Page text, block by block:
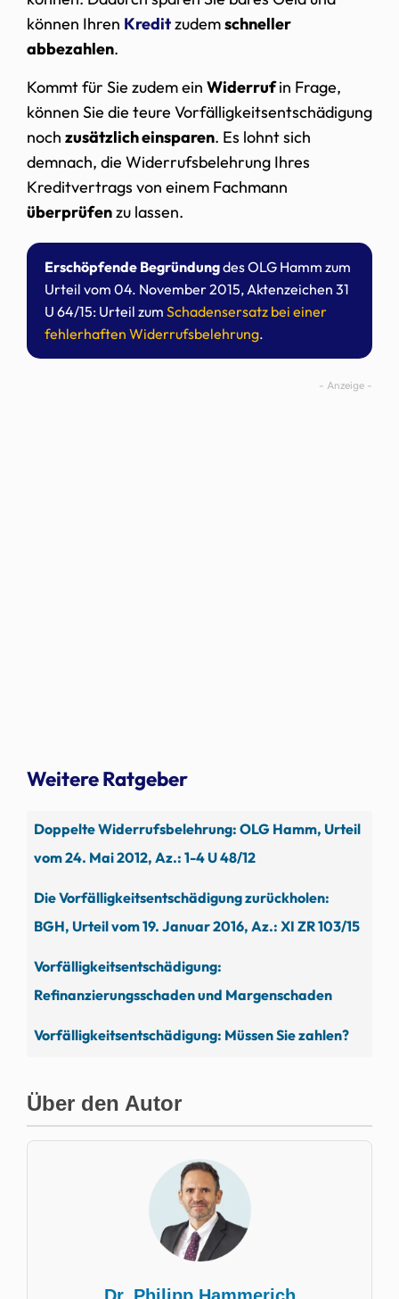
können Ihren Kreditzudemschneller
abbezahlen.
Kommt für Sie zudem ein Widerrufin Frage,
können Sie die teure Vorfälligkeitsentschädigung
noch zusätzlich einsparen. Es lohnt sich
demnach, die Widerrufsbelehrung Ihres
Kreditvertrags von einem Fachmann
überprüfenzu lassen.
Erschöpfende Begründungdes OLG Hamm zum
Urteil vom 04. November 2015, Aktenzeichen 31
U 64/15: Urteil zum Schadensersatz bei einer
fehlerhaften Widerrufsbelehrung.
Weitere Ratgeber
Doppelte Widerrufsbelehrung: OLG Hamm, Urteil
vom 24. Mai 2012, Az.: 1-4 U 48/12
Die Vorfälligkeitsentschädigung zurückholen:
BGH, Urteil vom 19. Januar 2016, Az.: XI ZR 103/15
Vorfälligkeitsentschädigung:
Refinanzierungsschaden und Margenschaden
Vorfälligkeitsentschädigung: Müssen Sie zahlen?
Über den Autor